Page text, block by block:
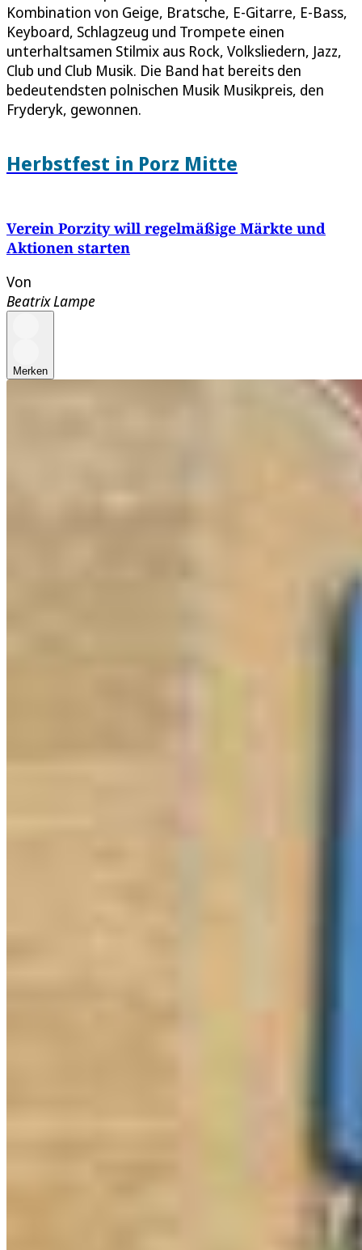
Kombination von Geige, Bratsche, E-Gitarre, E-Bass,
Keyboard, Schlagzeug und Trompete einen
unterhaltsamen Stilmix aus Rock, Volksliedern, Jazz,
Club und Club Musik. Die Band hat bereits den
bedeutendsten polnischen Musik Musikpreis, den
Fryderyk, gewonnen.
Herbstfest in Porz Mitte
Verein Porzity will regelmäßige Märkte und
Aktionen starten
Von
Beatrix Lampe
Merken